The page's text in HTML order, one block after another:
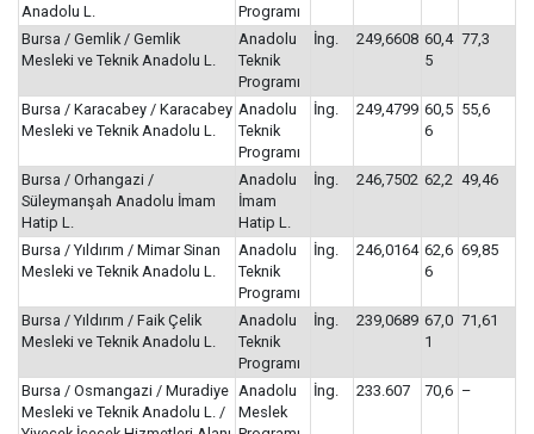
Anadolu L.
Programı
Bursa / Gemlik / Gemlik
Mesleki ve Teknik Anadolu L.
Anadolu
Teknik
Programı
İng. 249,6608 60,4
5
77,3
Bursa / Karacabey / Karacabey
Mesleki ve Teknik Anadolu L.
Anadolu
Teknik
Programı
İng. 249,4799 60,5
6
55,6
Bursa / Orhangazi /
Süleymanşah Anadolu İmam
Hatip L.
Anadolu
İmam
Hatip L.
İng. 246,7502 62,2 49,46
Bursa / Yıldırım / Mimar Sinan
Mesleki ve Teknik Anadolu L.
Anadolu
Teknik
Programı
İng. 246,0164 62,6
6
69,85
Bursa / Yıldırım / Faik Çelik
Mesleki ve Teknik Anadolu L.
Anadolu
Teknik
Programı
İng. 239,0689 67,0
1
71,61
Bursa / Osmangazi / Muradiye
Mesleki ve Teknik Anadolu L. /
Anadolu
Meslek
İng. 233.607 70,6 –